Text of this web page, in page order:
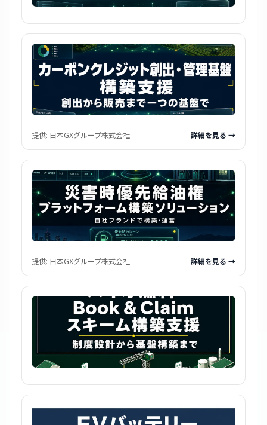
提供: 日本GXグループ株式会社 詳細を見る →
提供: 日本GXグループ株式会社 詳細を見る →